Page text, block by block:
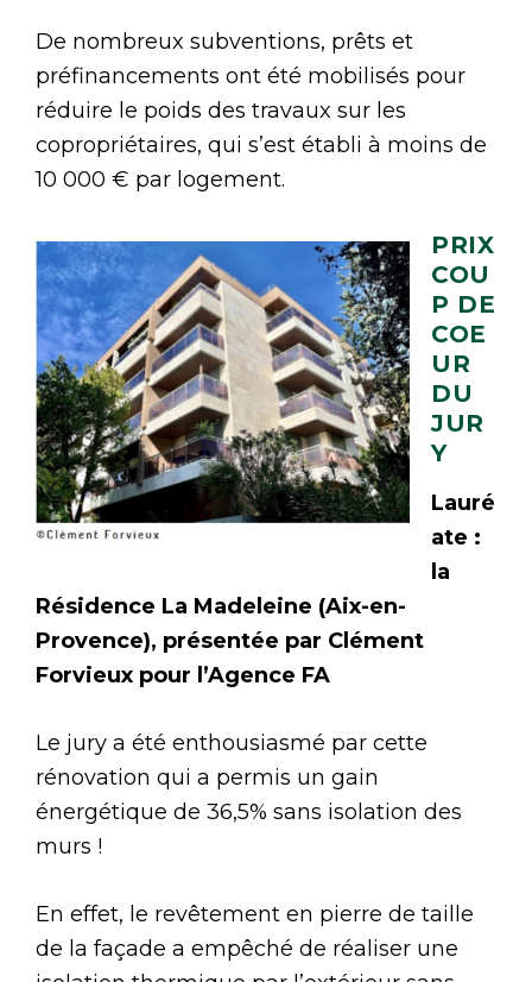
De nombreux subventions, prêts et
préfinancements ont été mobilisés pour
réduire le poids des travaux sur les
copropriétaires, qui s’est établi à moins de
10 000 € par logement.
PRIX
COU
P DE
COE
UR
DU
JUR
Y
Lauré
ate :
la
Résidence La Madeleine (Aix-en-
Provence), présentée par Clément
Forvieux pour l’Agence FA
Le jury a été enthousiasmé par cette
rénovation qui a permis un gain
énergétique de 36,5% sans isolation des
murs !
En effet, le revêtement en pierre de taille
de la façade a empêché de réaliser une